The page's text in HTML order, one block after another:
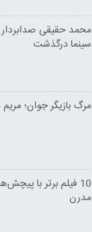
محمد حقیقی
سینما درگذشت
مرگ بازیگر جوان؛
10 فیلم برتر با
مدرن